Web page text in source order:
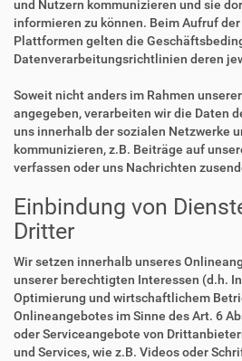
und Nutzern kommunizieren und sie
informieren zu können. Beim Aufruf
Plattformen gelten die
Datenverarbeitungsrichtlinien deren
Soweit nicht anders im Rahmen
angegeben, verarbeiten wir die Daten
uns innerhalb der sozialen Netzwerke
kommunizieren, z.B. Beiträge auf
verfassen oder uns Nachrichten
Einbindung von
Dritter
Wir setzen innerhalb unseres
unserer berechtigten Interessen (d.h.
Optimierung und wirtschaftlichem
Onlineangebotes im Sinne des Art. 6
oder Serviceangebote von
und Services, wie z.B. Videos oder